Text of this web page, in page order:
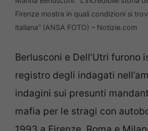
Firenze mostra in quali condizioni si
italiana” (ANSA FOTO) – Notizie.com
Berlusconi e Dell’Utri furono
registro degli indagati
indagini sui presunti
mafia per le stragi con